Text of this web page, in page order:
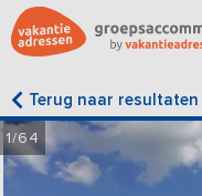
Terug naar resultaten
1/64